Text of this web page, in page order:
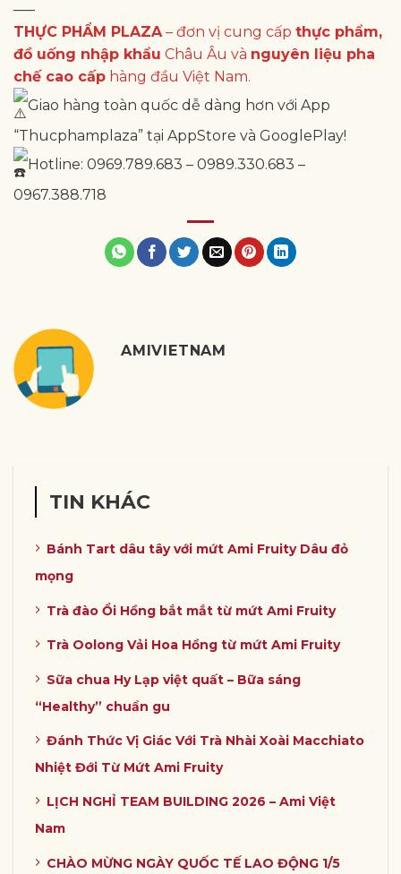
—–
THỰC PHẨM PLAZA– đơn vị cung cấp thực phẩm,
đồ uống nhập khẩu Châu Âu và nguyên liệu pha
chế cao cấp hàng đầu Việt Nam.
Giao hàng toàn quốc dễ dàng hơn với App
“Thucphamplaza” tại AppStore và GooglePlay!
Hotline: 0969.789.683 – 0989.330.683 –
0967.388.718
AMIVIETNAM
TIN KHÁC
Bánh Tart dâu tây với mứt Ami Fruity Dâu đỏ
mọng
Trà đào Ổi Hồng bắt mắt từ mứt Ami Fruity
Trà Oolong Vải Hoa Hồng từ mứt Ami Fruity
Sữa chua Hy Lạp việt quất – Bữa sáng
“Healthy” chuẩn gu
Đánh Thức Vị Giác Với Trà Nhài Xoài Macchiato
Nhiệt Đới Từ Mứt Ami Fruity
LỊCH NGHỈ TEAM BUILDING 2026 – Ami Việt
Nam
CHÀO MỪNG NGÀY QUỐC TẾ LAO ĐỘNG 1/5